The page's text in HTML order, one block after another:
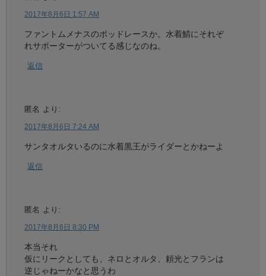
2017年8月6日 1:57 AM
ファントムメナスのポッドレースか。水着鯖にそれぞ
れサポーターがついてる感じなのね。
返信
匿名 より:
2017年8月6日 7:24 AM
サンタオルタいるのに水着黒王がライダーとかねーよ
返信
匿名 より:
2017年8月6日 8:30 PM
本当それ
仮にリークとしても、ネロとオルタ、頼光とフランは
逆じゃねーかなと思うわ